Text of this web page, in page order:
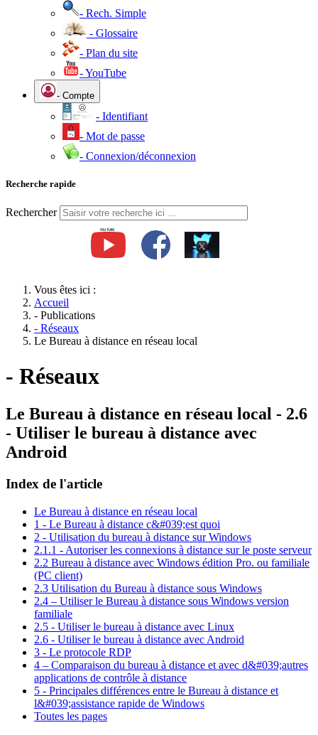
- Rech. Simple
- Glossaire
- Plan du site
- YouTube
- Compte
- Identifiant
- Mot de passe
- Connexion/déconnexion
Recherche rapide
Rechercher
Vous êtes ici :
Accueil
- Publications
- Réseaux
Le Bureau à distance en réseau local
- Réseaux
Le Bureau à distance en réseau local - 2.6
- Utiliser le bureau à distance avec
Android
Index de l'article
Le Bureau à distance en réseau local
1 - Le Bureau à distance c&#039;est quoi
2 - Utilisation du bureau à distance sur Windows
2.1.1 - Autoriser les connexions à distance sur le poste serveur
2.2 Bureau à distance avec Windows édition Pro. ou familiale
(PC client)
2.3 Utilisation du Bureau à distance sous Windows
2.4 – Utiliser le Bureau à distance sous Windows version
familiale
2.5 - Utiliser le bureau à distance avec Linux
2.6 - Utiliser le bureau à distance avec Android
3 - Le protocole RDP
4 – Comparaison du bureau à distance et avec d&#039;autres
applications de contrôle à distance
5 - Principales différences entre le Bureau à distance et
l&#039;assistance rapide de Windows
Toutes les pages